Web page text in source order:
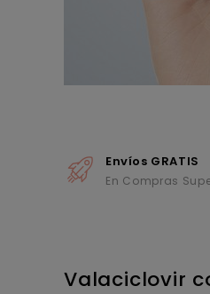
Envíos GRATIS
En Compras
Valaciclovir